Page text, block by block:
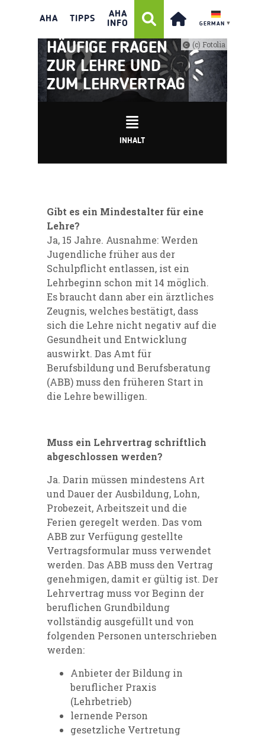
AHA TIPPS
AHA
INFO
GERMAN ▼
(c) Fotolia
HÄUFIGE FRAGEN
ZUR LEHRE UND
ZUM LEHRVERTRAG
INHALT
Gibt es ein Mindestalter für eine
Lehre?
Ja, 15 Jahre. Ausnahme: Werden
Jugendliche früher aus der
Schulpflicht entlassen, ist ein
Lehrbeginn schon mit 14 möglich.
Es braucht dann aber ein ärztliches
Zeugnis, welches bestätigt, dass
sich die Lehre nicht negativ auf die
Gesundheit und Entwicklung
auswirkt. Das Amt für
Berufsbildung und Berufsberatung
(ABB) muss den früheren Start in
die Lehre bewilligen.
Muss ein Lehrvertrag schriftlich
abgeschlossen werden?
Ja. Darin müssen mindestens Art
und Dauer der Ausbildung, Lohn,
Probezeit, Arbeitszeit und die
Ferien geregelt werden. Das vom
ABB zur Verfügung gestellte
Vertragsformular muss verwendet
werden. Das ABB muss den Vertrag
genehmigen, damit er gültig ist. Der
Lehrvertrag muss vor Beginn der
beruflichen Grundbildung
vollständig ausgefüllt und von
folgenden Personen unterschrieben
werden:
Anbieter der Bildung in
beruflicher Praxis
(Lehrbetrieb)
lernende Person
gesetzliche Vertretung